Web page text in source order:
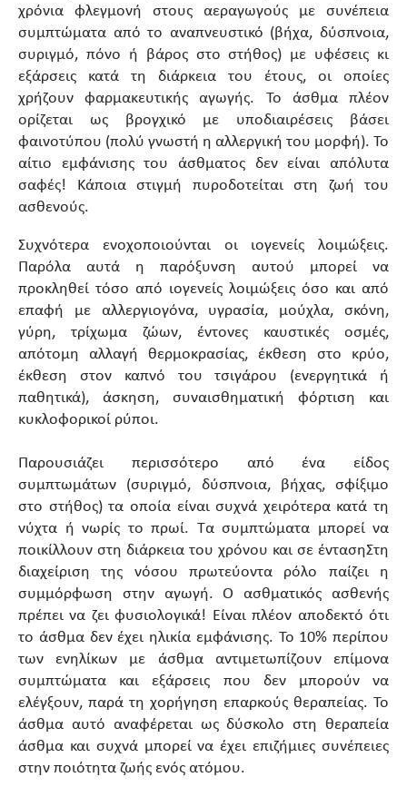
χρόνια φλεγμονή στους αεραγωγούς με συνέπεια
συμπτώματα από το αναπνευστικό (βήχα, δύσπνοια,
συριγμό, πόνο ή βάρος στο στήθος) με υφέσεις κι
εξάρσεις κατά τη διάρκεια του έτους, οι οποίες
χρήζουν φαρμακευτικής αγωγής. Το άσθμα πλέον
ορίζεται ως βρογχικό με υποδιαιρέσεις βάσει
φαινοτύπου (πολύ γνωστή η αλλεργική του μορφή). Το
αίτιο εμφάνισης του άσθματος δεν είναι απόλυτα
σαφές! Κάποια στιγμή πυροδοτείται στη ζωή του
ασθενούς.
Συχνότερα ενοχοποιούνται οι ιογενείς λοιμώξεις.
Παρόλα αυτά η παρόξυνση αυτού μπορεί να
προκληθεί τόσο από ιογενείς λοιμώξεις όσο και από
επαφή με αλλεργιογόνα, υγρασία, μούχλα, σκόνη,
γύρη, τρίχωμα ζώων, έντονες καυστικές οσμές,
απότομη αλλαγή θερμοκρασίας, έκθεση στο κρύο,
έκθεση στον καπνό του τσιγάρου (ενεργητικά ή
παθητικά), άσκηση, συναισθηματική φόρτιση και
κυκλοφορικοί ρύποι.
Παρουσιάζει περισσότερο από ένα είδος
συμπτωμάτων (συριγμό, δύσπνοια, βήχας, σφίξιμο
στο στήθος) τα οποία είναι συχνά χειρότερα κατά τη
νύχτα ή νωρίς το πρωί. Τα συμπτώματα μπορεί να
ποικίλλουν στη διάρκεια του χρόνου και σε έντασηΣτη
διαχείριση της νόσου πρωτεύοντα ρόλο παίζει η
συμμόρφωση στην αγωγή. Ο ασθματικός ασθενής
πρέπει να ζει φυσιολογικά! Είναι πλέον αποδεκτό ότι
το άσθμα δεν έχει ηλικία εμφάνισης. Το 10% περίπου
των ενηλίκων με άσθμα αντιμετωπίζουν επίμονα
συμπτώματα και εξάρσεις που δεν μπορούν να
ελέγξουν, παρά τη χορήγηση επαρκούς θεραπείας. Το
άσθμα αυτό αναφέρεται ως δύσκολο στη θεραπεία
άσθμα και συχνά μπορεί να έχει επιζήμιες συνέπειες
στην ποιότητα ζωής ενός ατόμου.